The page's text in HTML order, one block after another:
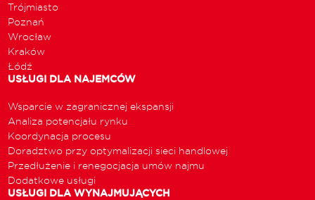
Trójmiasto
Poznań
Wrocław
Kraków
Łódź
USŁUGI DLA NAJEMCÓW
Wsparcie w zagranicznej ekspansji
Analiza potencjału rynku
Koordynacja procesu
Doradztwo przy optymalizacji sieci handlowej
Przedłużenie i renegocjacja umów najmu
Dodatkowe usługi
USŁUGI DLA WYNAJMUJĄCYCH